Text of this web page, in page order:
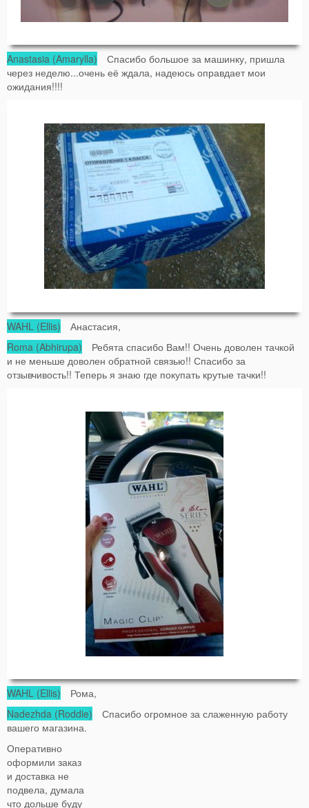
Anastasia (Amarylla) Спасибо большое за машинку, пришла
через неделю...очень её ждала, надеюсь оправдает мои
ожидания!!!!
WAHL (Ellis) Анастасия,
Roma (Abhirupa) Ребята спасибо Вам!! Очень доволен тачкой
и не меньше доволен обратной связью!! Спасибо за
отзывчивость!! Теперь я знаю где покупать крутые тачки!!
WAHL (Ellis) Рома,
Nadezhda (Roddie) Спасибо огромное за слаженную работу
вашего магазина.
Оперативно
оформили заказ
и доставка не
подвела, думала
что дольше буду